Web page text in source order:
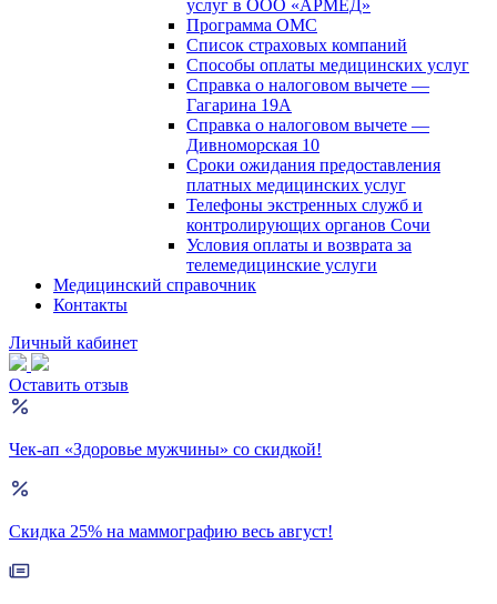
услуг в ООО «АРМЕД»
Программа ОМС
Список страховых компаний
Способы оплаты медицинских услуг
Справка о налоговом вычете —
Гагарина 19А
Справка о налоговом вычете —
Дивноморская 10
Сроки ожидания предоставления
платных медицинских услуг
Телефоны экстренных служб и
контролирующих органов Сочи
Условия оплаты и возврата за
телемедицинские услуги
Медицинский справочник
Контакты
Личный кабинет
Оставить отзыв
Чек-ап «Здоровье мужчины» со скидкой!
Скидка 25% на маммографию весь август!